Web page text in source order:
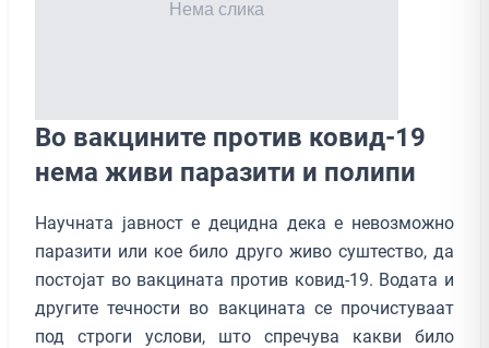
Во вакцините против ковид-19
нема живи паразити и полипи
Научната јавност е децидна дека е невозможно
паразити или кое било друго живо суштество, да
постојат во вакцината против ковид-19. Водата и
другите течности во вакцината се прочистуваат
под строги услови, што спречува какви било